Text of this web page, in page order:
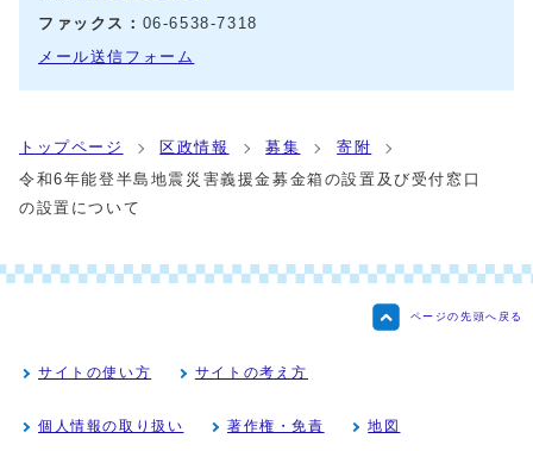
ファックス： 06-6538-7318
メール送信フォーム
トップページ 区政情報 募集
寄附
令和6年能登半島地震災害義援金募金箱の設置及び受付窓口
の設置について
ページの先頭へ戻る
サイトの使い方 サイトの考え方
個人情報の取り扱い 著作権・免責 地図